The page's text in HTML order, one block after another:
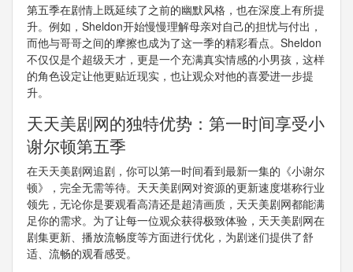
第五季在剧情上既延续了之前的幽默风格，也在深度上有所提
升。例如，Sheldon开始慢慢理解母亲对自己的担忧与付出，
而他与哥哥之间的摩擦也成为了这一季的精彩看点。Sheldon
不仅仅是个超级天才，更是一个充满真实情感的小男孩，这样
的角色设定让他更贴近现实，也让观众对他的喜爱进一步提
升。
天天美剧网的独特优势：第一时间享受小
谢尔顿第五季
在天天美剧网追剧，你可以第一时间看到最新一集的《小谢尔
顿》，完全无需等待。天天美剧网对资源的更新速度堪称行业
领先，无论你是要观看高清还是超清画质，天天美剧网都能满
足你的需求。为了让每一位观众获得极致体验，天天美剧网在
剧集更新、播放流畅度等方面进行优化，为剧迷们提供了舒
适、流畅的观看感受。